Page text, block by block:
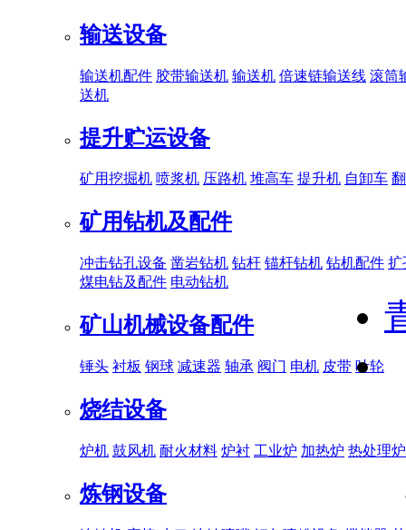
输送设备
输送机配件 胶带输送机 输送机 倍速链输送线 滚筒
送机
提升贮运设备
矿用挖掘机 喷浆机 压路机 堆高车 提升机 自卸车
矿用钻机及配件
冲击钻孔设备 凿岩钻机 钻杆 锚杆钻机 钻机配件 扩
煤电钻及配件 电动钻机
矿山机械设备配件
锤头 衬板 钢球 减速器 轴承 阀门 电机 皮带 叶轮
烧结设备
炉机 鼓风机 耐火材料 炉衬 工业炉 加热炉 热处理炉
炼钢设备